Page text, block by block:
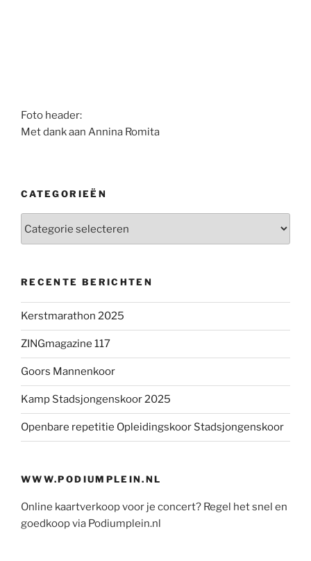
Foto header:
Met dank aan Annina Romita
CATEGORIEËN
RECENTE BERICHTEN
Kerstmarathon 2025
ZINGmagazine 117
Goors Mannenkoor
Kamp Stadsjongenskoor 2025
Openbare repetitie Opleidingskoor Stadsjongenskoor
WWW.PODIUMPLEIN.NL
Online kaartverkoop voor je concert? Regel het snel en
goedkoop via Podiumplein.nl